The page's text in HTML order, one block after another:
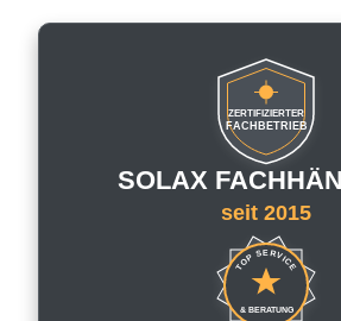
ZERTIFIZIERTER
FACHBETRIEB
SOLAX
seit 2015
TOP SERVICE
& BERATUNG